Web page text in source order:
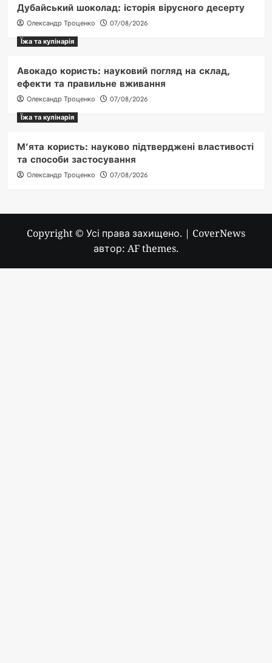
Дубайський шоколад: історія вірусного десерту
Олександр Троценко
07/08/2026
Їжа та кулінарія
Авокадо користь: науковий погляд на склад,
ефекти та правильне вживання
Олександр Троценко
07/08/2026
Їжа та кулінарія
М’ята користь: науково підтверджені властивості
та способи застосування
Олександр Троценко 07/08/2026
Copyright © Усі права захищено. | CoverNews
автор: AF themes.